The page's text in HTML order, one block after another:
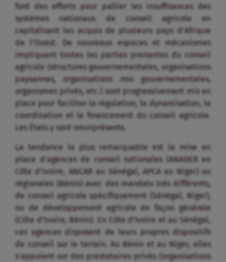
font des efforts pour pallier les insuffisances des
systèmes nationaux de conseil agricole en
capitalisant les acquis de plusieurs pays d’Afrique
de l’Ouest. De nouveaux espaces et mécanismes
impliquant toutes les parties prenantes du conseil
agricole (structures gouvernementales, organisations
paysannes, organisations non gouvernementales,
organismes privés, etc.) sont progressivement mis en
place pour faciliter la régulation, la dynamisation, la
coordination et le financement du conseil agricole.
Les États y sont omniprésents.
La tendance la plus remarquable est la mise en
place d’agences de conseil nationales (ANADER en
Côte d’Ivoire, ANCAR au Sénégal, APCA au Niger) ou
régionales (Bénin) avec des mandats très différents,
de conseil agricole spécifiquement (Sénégal, Niger),
ou de développement agricole de façon générale
(Côte d’Ivoire, Bénin). En Côte d’Ivoire et au Sénégal,
ces agences disposent de leurs propres dispositifs
de conseil sur le terrain. Au Bénin et au Niger, elles
s’appuient sur des prestataires privés (organisations